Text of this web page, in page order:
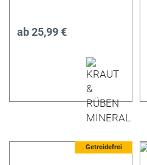
ab25,99 €
Getreidefrei